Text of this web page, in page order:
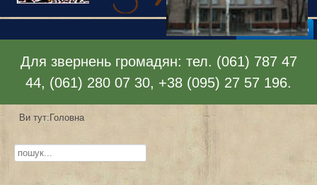
Відкрити меню
Для звернень громадян: тел. (061) 787 47
44, (061) 280 07 30, +38 (095) 27 57 196.
Ви тут:Головна
Пошук...